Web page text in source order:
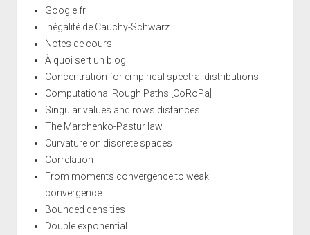
Google.fr
Inégalité de Cauchy-Schwarz
Notes de cours
À quoi sert un blog
Concentration for empirical spectral distributions
Computational Rough Paths [CoRoPa]
Singular values and rows distances
The Marchenko-Pastur law
Curvature on discrete spaces
Correlation
From moments convergence to weak
convergence
Bounded densities
Double exponential